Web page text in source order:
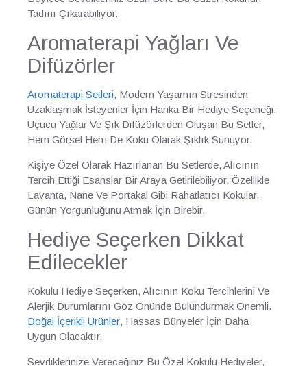
Tadını Çıkarabiliyor.
Aromaterapi Yağları Ve
Difüzörler
Aromaterapi Setleri, Modern Yaşamın Stresinden
Uzaklaşmak İsteyenler İçin Harika Bir Hediye Seçeneği.
Uçucu Yağlar Ve Şık Difüzörlerden Oluşan Bu Setler,
Hem Görsel Hem De Koku Olarak Şıklık Sunuyor.
Kişiye Özel Olarak Hazırlanan Bu Setlerde, Alıcının
Tercih Ettiği Esanslar Bir Araya Getirilebiliyor. Özellikle
Lavanta, Nane Ve Portakal Gibi Rahatlatıcı Kokular,
Günün Yorgunluğunu Atmak İçin Birebir.
Hediye Seçerken Dikkat
Edilecekler
Kokulu Hediye Seçerken, Alıcının Koku Tercihlerini Ve
Alerjik Durumlarını Göz Önünde Bulundurmak Önemli.
Doğal İçerikli Ürünler, Hassas Bünyeler İçin Daha
Uygun Olacaktır.
Sevdiklerinize Vereceğiniz Bu Özel Kokulu Hediyeler,